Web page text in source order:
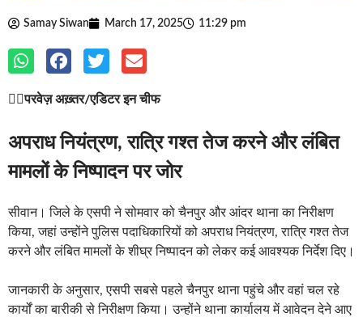
Samay Siwan March 17, 2025 11:29 pm
✍🏽परवेज़ अख़्तर/एडिटर इन चीफ
अपराध नियंत्रण, रात्रि गश्त तेज करने और लंबित
मामलों के निष्पादन पर जोर
सीवान। जिले के एसपी ने सोमवार को चैनपुर और आंदर थाना का निरीक्षण
किया, जहां उन्होंने पुलिस पदाधिकारियों को अपराध नियंत्रण, रात्रि गश्त तेज
करने और लंबित मामलों के शीघ्र निष्पादन को लेकर कई आवश्यक निर्देश दिए।
जानकारी के अनुसार, एसपी सबसे पहले चैनपुर थाना पहुंचे और वहां चल रहे
कार्यों का बारीकी से निरीक्षण किया। उन्होंने थाना कार्यालय में आवेदन देने आए